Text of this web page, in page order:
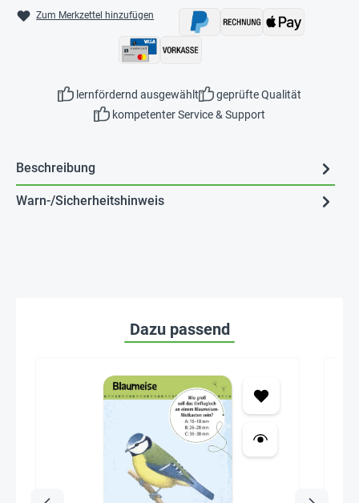
Zum Merkzettel hinzufügen
lernfördernd ausgewählt
geprüfte Qualität
kompetenter Service & Support
Beschreibung
Warn-/Sicherheitshinweis
Dazu passend